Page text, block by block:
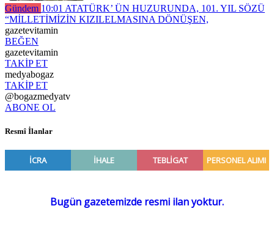
Gündem 10:01 ATATÜRK’ ÜN HUZURUNDA, 101. YIL SÖZÜ
“MİLLETİMİZİN KIZILELMASINA DÖNÜŞEN,
gazetevitamin
BEĞEN
gazetevitamin
TAKİP ET
medyabogaz
TAKİP ET
@bogazmedyatv
ABONE OL
Resmî İlanlar